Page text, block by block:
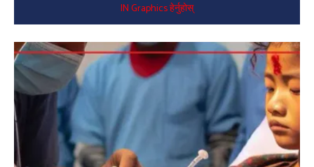
IN Graphics हेर्नुहोस्